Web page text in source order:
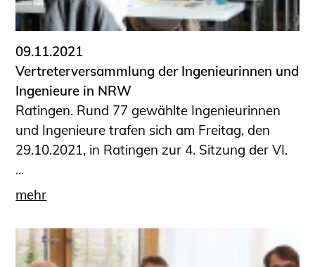
09.11.2021
Vertreterversammlung der Ingenieurinnen und
Ingenieure in NRW
Ratingen. Rund 77 gewählte Ingenieurinnen
und Ingenieure trafen sich am Freitag, den
29.10.2021, in Ratingen zur 4. Sitzung der VI.
...
mehr